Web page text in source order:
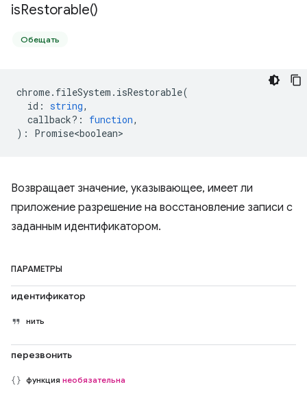
isRestorable()
Обещать
chrome. fileSystem . isRestorable(
id : string,
callback? : function,
) : Promise<boolean>
Возвращает значение, указывающее, имеет ли
приложение разрешение на восстановление записи с
заданным идентификатором.
ПАРАМЕТРЫ
идентификатор
нить
перезвонить
функция необязательна